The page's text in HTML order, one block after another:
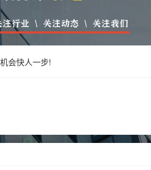
会快人一步!